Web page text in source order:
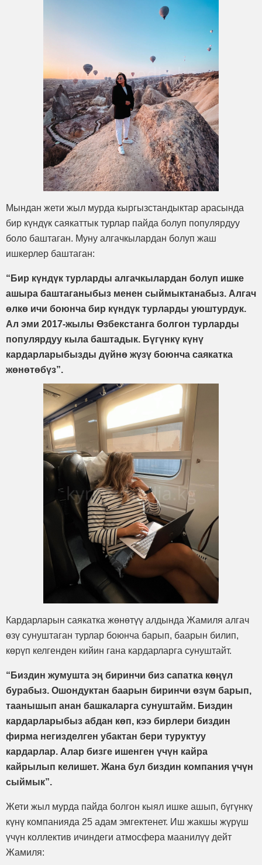
Мындан жети жыл мурда кыргызстандыктар арасында
бир күндүк саякаттык турлар пайда болуп популярдуу
боло баштаган. Муну алгачкылардан болуп жаш
ишкерлер баштаган:
“Бир күндүк турларды алгачкылардан болуп ишке
ашыра баштаганыбыз менен сыймыктанабыз. Алгач
өлкө ичи боюнча бир күндүк турларды уюштурдук.
Ал эми 2017-жылы Өзбекстанга болгон турларды
популярдуу кыла баштадык. Бүгүнкү күнү
кардарларыбызды дүйнө жүзү боюнча саякатка
жөнөтөбүз”.
Кардарларын саякатка жөнөтүү алдында Жамиля алгач
өзү сунуштаган турлар боюнча барып, баарын билип,
көрүп келгенден кийин гана кардарларга сунуштайт.
“Биздин жумушта эң биринчи биз сапатка көңүл
бурабыз. Ошондуктан баарын биринчи өзүм барып,
таанышып анан башкаларга сунуштайм. Биздин
кардарларыбыз абдан көп, кээ бирлери биздин
фирма негизделген убактан бери туруктуу
кардарлар. Алар бизге ишенген үчүн кайра
кайрылып келишет. Жана бул биздин компания үчүн
сыймык”.
Жети жыл мурда пайда болгон кыял ишке ашып, бүгүнкү
күнү компанияда 25 адам эмгектенет. Иш жакшы жүрүш
үчүн коллектив ичиндеги атмосфера маанилүү дейт
Жамиля: